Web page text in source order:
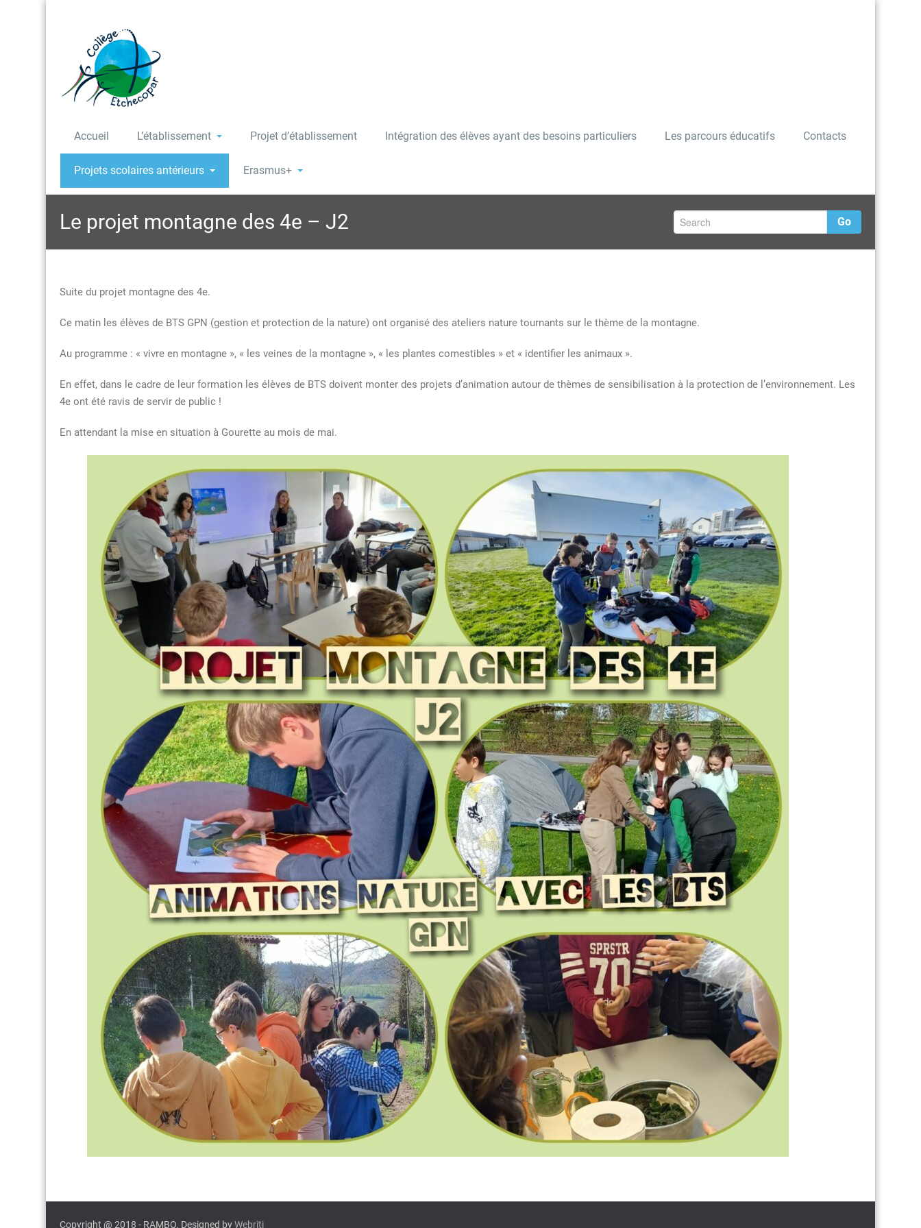
Accueil L’établissement Projet d’établissement Intégration des élèves ayant des besoins particuliers Les parcours éducatifs Contacts
Projets scolaires antérieurs Erasmus+
Le projet montagne des 4e – J2 Go
Suite du projet montagne des 4e.
Ce matin les élèves de BTS GPN (gestion et protection de la nature) ont organisé des ateliers nature tournants sur le thème de la montagne.
Au programme : « vivre en montagne », « les veines de la montagne », « les plantes comestibles » et « identifier les animaux ».
En effet, dans le cadre de leur formation les élèves de BTS doivent monter des projets d’animation autour de thèmes de sensibilisation à la protection de l’environnement. Les
4e ont été ravis de servir de public !
En attendant la mise en situation à Gourette au mois de mai.
Copyright @ 2018 - RAMBO. Designed byWebriti